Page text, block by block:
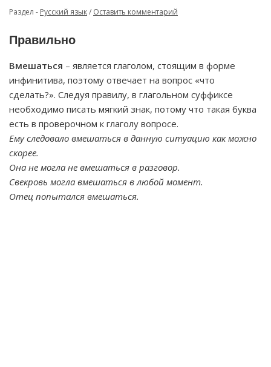
Раздел - Русский язык/ Оставить комментарий
Правильно
Вмешаться – является глаголом, стоящим в форме
инфинитива, поэтому отвечает на вопрос «что
сделать?». Следуя правилу, в глагольном суффиксе
необходимо писать мягкий знак, потому что такая буква
есть в проверочном к глаголу вопросе.
Ему следовало вмешаться в данную ситуацию как можно
скорее.
Она не могла не вмешаться в разговор.
Свекровь могла вмешаться в любой момент.
Отец попытался вмешаться.